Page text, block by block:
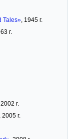
Tales», 1945 г.
г.
г.
2005 г.